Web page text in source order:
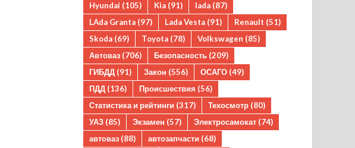
Hyundai (105) Kia (91) lada (87)
LAda Granta (97) Lada Vesta (91) Renault (51)
Skoda (69) Toyota (78) Volkswagen (85)
Автоваз (706) Безопасность (209)
ГИБДД (91) Закон (556) ОСАГО (49)
ПДД (136) Происшествия (56)
Статистика и рейтинги (317) Техосмотр (80)
УАЗ (85) Экзамен (57) Электросамокат (74)
автоваз (88) автозапчасти (68)